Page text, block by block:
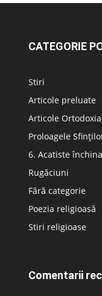
CATEGORIE
Stiri
Articole preluate
Articole
Proloagele
6. Acatiste
Rugăciuni
Fără categorie
Poezia religioasă
Stiri religioase
Comentarii